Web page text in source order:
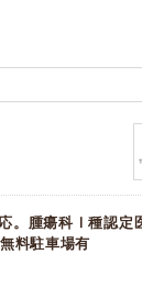
。腫瘍科Ⅰ種認定
料駐車場有